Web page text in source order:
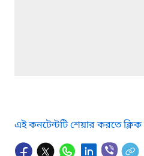
এই কনটেন্টটি শেয়ার করতে